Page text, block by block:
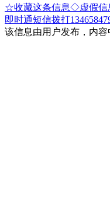
☆收藏这条信息◇虚假信
即时通短信拨打
该信息由用户发布，内